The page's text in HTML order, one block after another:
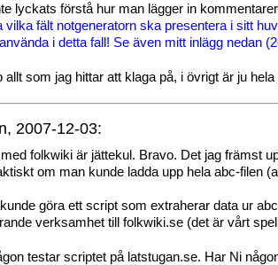
lyckats förstå hur man lägger in
vilka fält notgeneratorn ska presentera i sitt
i detta fall! Se även mitt inlägg nedan
allt som jag hittar att klaga på, i övrigt är ju
2007-12-03:
folkwiki är jättekul. Bravo. Det jag främst
om man kunde ladda upp hela abc-filen
göra ett script som extraherar data ur
verksamhet till folkwiki.se (det är vårt
testar scriptet på latstugan.se. Har Ni